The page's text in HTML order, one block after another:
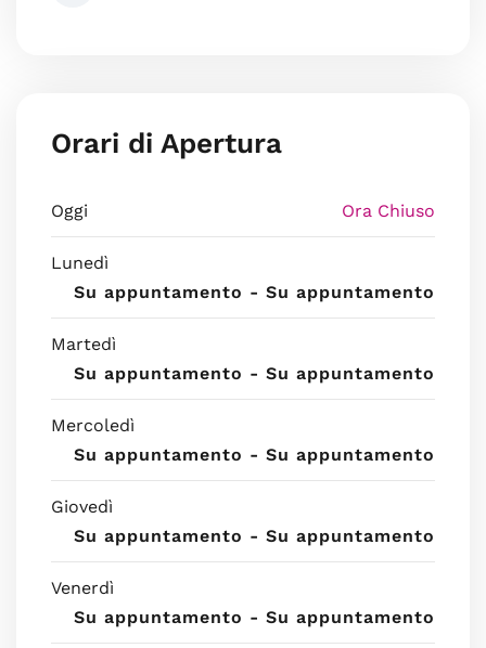
Orari di Apertura
Oggi Ora Chiuso
Lunedì
Su appuntamento - Su appuntamento
Martedì
Su appuntamento - Su appuntamento
Mercoledì
Su appuntamento - Su appuntamento
Giovedì
Su appuntamento - Su appuntamento
Venerdì
Su appuntamento - Su appuntamento